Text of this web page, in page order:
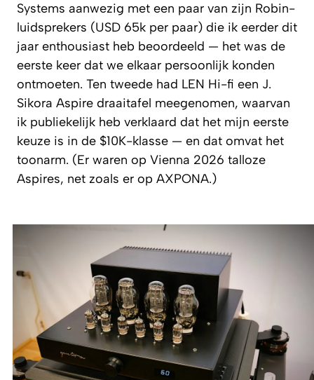
Systems aanwezig met een paar van zijn Robin-
luidsprekers (USD 65k per paar) die ik eerder dit
jaar enthousiast heb beoordeeld — het was de
eerste keer dat we elkaar persoonlijk konden
ontmoeten. Ten tweede had LEN Hi-fi een J.
Sikora Aspire draaitafel meegenomen, waarvan
ik publiekelijk heb verklaard dat het mijn eerste
keuze is in de $10K-klasse — en dat omvat het
toonarm. (Er waren op Vienna 2026 talloze
Aspires, net zoals er op AXPONA.)